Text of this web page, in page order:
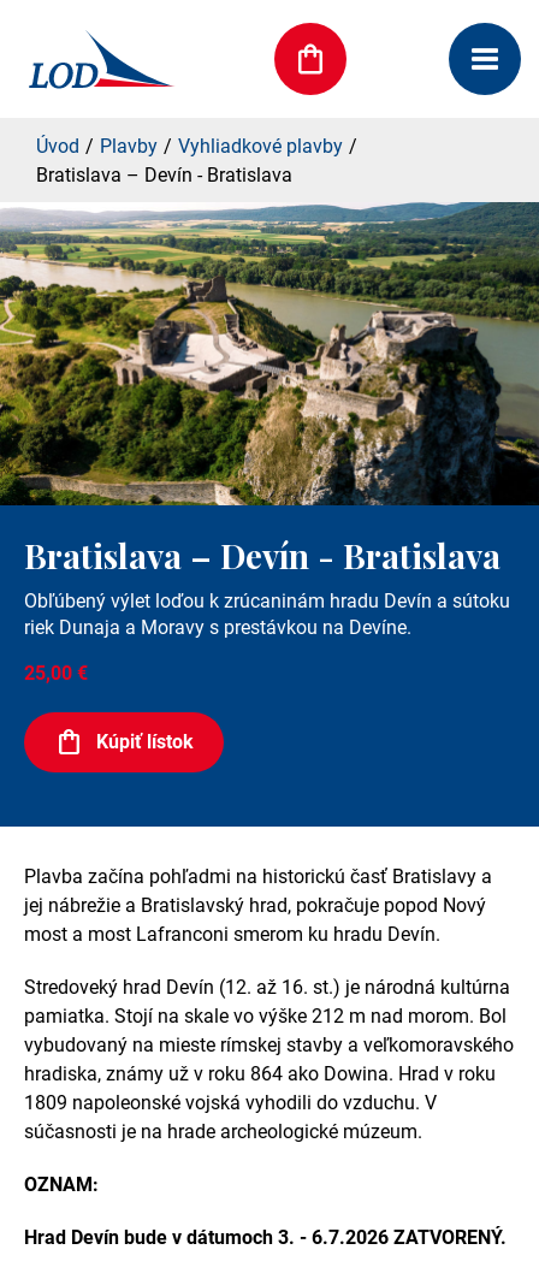
Úvod Plavby
Vyhliadkové plavby
Bratislava – Devín - Bratislava
Bratislava – Devín - Bratislava
Obľúbený výlet loďou k zrúcaninám hradu Devín a sútoku
riek Dunaja a Moravy s prestávkou na Devíne.
25,00 €
Kúpiť lístok
Plavba začína pohľadmi na historickú časť Bratislavy a
jej nábrežie a Bratislavský hrad, pokračuje popod Nový
most a most Lafranconi smerom ku hradu Devín.
Stredoveký hrad Devín (12. až 16. st.) je národná kultúrna
pamiatka. Stojí na skale vo výške 212 m nad morom. Bol
vybudovaný na mieste rímskej stavby a veľkomoravského
hradiska, známy už v roku 864 ako Dowina. Hrad v roku
1809 napoleonské vojská vyhodili do vzduchu. V
súčasnosti je na hrade archeologické múzeum.
OZNAM:
Hrad Devín bude v dátumoch 3. - 6.7.2026 ZATVORENÝ.